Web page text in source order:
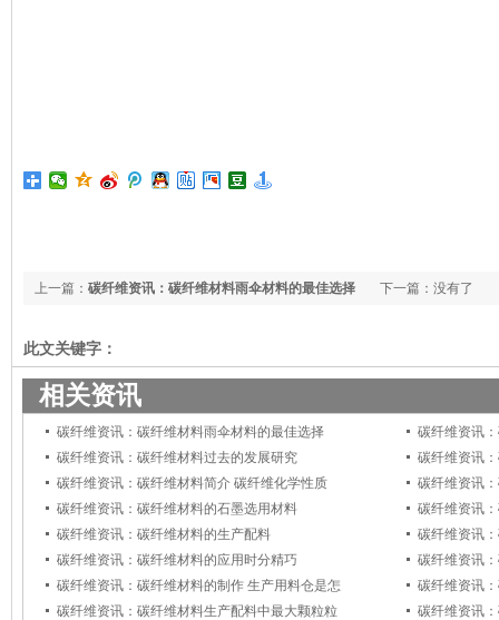
下一篇：没有了
上一篇： 碳纤维资讯：碳纤维材料雨伞材料的最佳选择
此文关键字：
相关资讯
碳纤维资讯：碳纤维材料雨伞材料的最佳选择
碳纤维资讯
碳纤维资讯：碳纤维材料过去的发展研究
碳纤维资讯
碳纤维资讯：碳纤维材料简介 碳纤维化学性质
碳纤维资讯
碳纤维资讯：碳纤维材料的石墨选用材料
碳纤维资讯
碳纤维资讯：碳纤维材料的生产配料
碳纤维资讯
碳纤维资讯：碳纤维材料的应用时分精巧
碳纤维资讯
碳纤维资讯：碳纤维材料的制作 生产用料仓是怎
碳纤维资讯
碳纤维资讯：碳纤维材料生产配料中最大颗粒粒
碳纤维资讯